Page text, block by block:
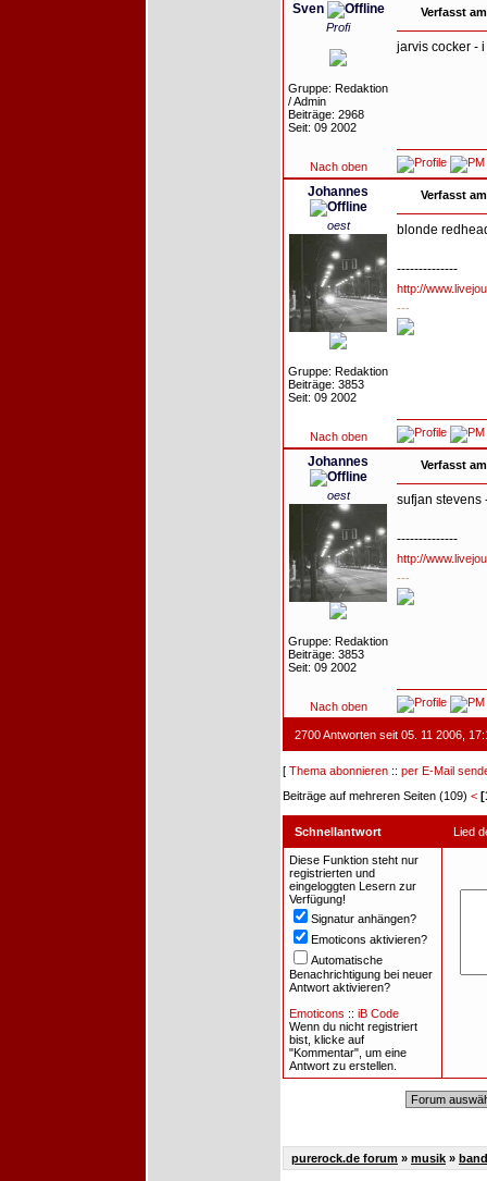
Sven
Profi
Gruppe: Redaktion
/ Admin
Beiträge: 2968
Seit: 09 2002
Verfasst
jarvis cocker -
Nach oben
Johannes
oest
Gruppe: Redaktion
Beiträge: 3853
Seit: 09 2002
Verfasst
blonde
--------------
http://
---
Nach oben
Johannes
oest
Gruppe: Redaktion
Beiträge: 3853
Seit: 09 2002
Verfasst
sufjan stevens
--------------
http://
---
Nach oben
2700 Antworten seit 05. 11 2006,
[ Thema abonnieren :: per E-Mail
Beiträge auf mehreren Seiten (109) <
Schnellantwort Lied
Diese Funktion steht nur
registrierten und
eingeloggten Lesern zur
Verfügung!
Signatur anhängen?
Emoticons aktivieren?
Automatische
Benachrichtigung bei neuer
Antwort aktivieren?
Emoticons :: iB Code
Wenn du nicht registriert
bist, klicke auf
"Kommentar", um eine
Antwort zu erstellen.
purerock.de forum » musik »